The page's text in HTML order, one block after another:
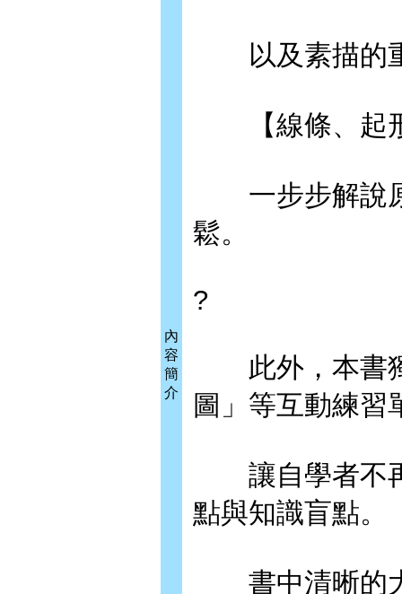
內
容
簡
介
以及素描的
【線條、起形
一步步解說原
鬆。
?
此外，本書獨
圖」等互動練習
讓自學者不再
點與知識盲點。
書中清晰的大